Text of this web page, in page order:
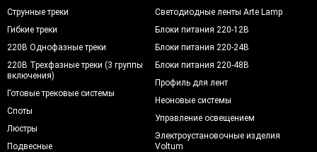
Струнные треки
Гибкие треки
220В Однофазные треки
220В Трехфазные треки (3 группы
включения)
Готовые трековые системы
Споты
Люстры
Подвесные
Светодиодные ленты Arte Lamp
Блоки питания 220-12В
Блоки питания 220-24В
Блоки питания 220-48В
Профиль для лент
Неоновые системы
Управление освещением
Электроустановочные изделия
Voltum